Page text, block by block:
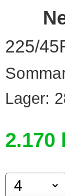
225/
Lager:
2.170